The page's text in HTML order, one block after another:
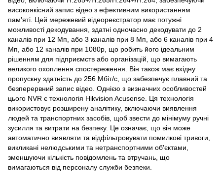
високоякісний запис відео з ефективним використанням
пам'яті. Цей мережевий відеореєстратор має потужні
можливості декодування, здатні одночасно декодувати до 2
каналів при 12 Мп, або 3 каналів при 8 Мп, або 6 каналів при 4
Мп, або 12 каналів при 1080p, що робить його ідеальним
рішенням для підприємств або організацій, що вимагають
великого охоплення спостереження. Він також має вхідну
пропускну здатність до 256 Мбіт/с, що забезпечує плавний та
безперервний запис відео. Однією з визначних особливостей
цього NVR є технологія Hikvision Acusense. Ця технологія
використовує розширену аналітику, включаючи виявлення
людей та транспортних засобів, щоб звести до мінімуму ручні
зусилля та витрати на безпеку. Це означає, що він може
автоматично виявляти та відфільтровувати помилкові тривоги,
викликані нелюдськими та нетранспортними об'єктами,
зменшуючи кількість повідомлень та втручань, що
вимагаються від персоналу служби безпеки.